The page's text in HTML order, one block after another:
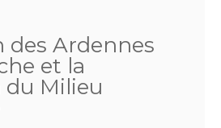
des Ardennes
et la
Milieu